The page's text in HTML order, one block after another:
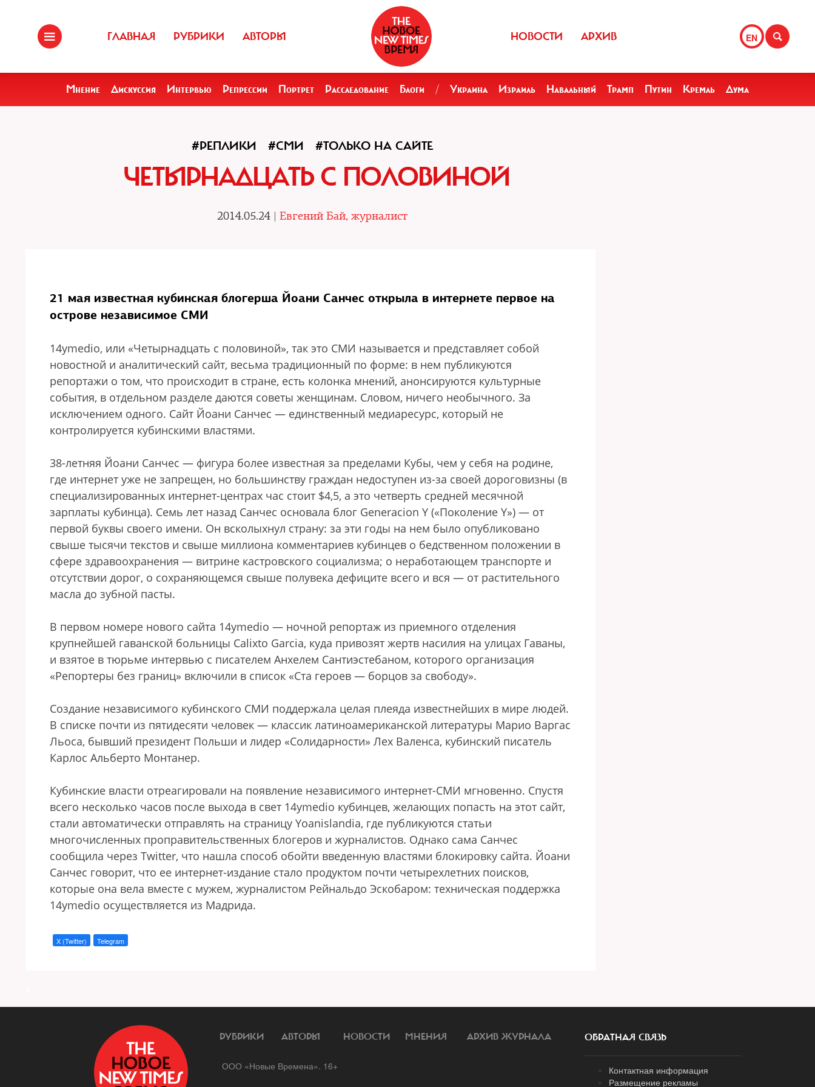
ГЛАВНАЯ РУБРИКИ АВТОРЫ EN
НОВОСТИ АРХИВ
Мнение Дискуссия Интервью Репрессии Портрет Расследование Блоги / Украина Израиль Навальный Трамп Путин Кремль Дума
#РЕПЛИКИ #СМИ #ТОЛЬКО НА САЙТЕ
ЧЕТЫРНАДЦАТЬ С ПОЛОВИНОЙ
2014.05.24 | Евгений Бай, журналист
21 мая известная кубинская блогерша Йоани Санчес открыла в интернете первое на
острове независимое СМИ
14ymedio, или «Четырнадцать с половиной», так это СМИ называется и представляет собой
новостной и аналитический сайт, весьма традиционный по форме: в нем публикуются
репортажи о том, что происходит в стране, есть колонка мнений, анонсируются культурные
события, в отдельном разделе даются советы женщинам. Словом, ничего необычного. За
исключением одного. Сайт Йоани Санчес — единственный медиаресурс, который не
контролируется кубинскими властями.
38-летняя Йоани Санчес — фигура более известная за пределами Кубы, чем у себя на родине,
где интернет уже не запрещен, но большинству граждан недоступен из-за своей дороговизны (в
специализированных интернет-центрах час стоит $4,5, а это четверть средней месячной
зарплаты кубинца). Семь лет назад Санчес основала блог Generacion Y («Поколение Y») — от
первой буквы своего имени. Он всколыхнул страну: за эти годы на нем было опубликовано
свыше тысячи текстов и свыше миллиона комментариев кубинцев о бедственном положении в
сфере здравоохранения — витрине кастровского социализма; о неработающем транспорте и
отсутствии дорог, о сохраняющемся свыше полувека дефиците всего и вся — от растительного
масла до зубной пасты.
В первом номере нового сайта 14ymedio — ночной репортаж из приемного отделения
крупнейшей гаванской больницы Calixto Garcia, куда привозят жертв насилия на улицах Гаваны,
и взятое в тюрьме интервью с писателем Анхелем Сантиэстебаном, которого организация
«Репортеры без границ» включили в список «Ста героев — борцов за свободу».
Создание независимого кубинского СМИ поддержала целая плеяда известнейших в мире людей.
В списке почти из пятидесяти человек — классик латиноамериканской литературы Марио Варгас
Льоса, бывший президент Польши и лидер «Солидарности» Лех Валенса, кубинский писатель
Карлос Альберто Монтанер.
Кубинские власти отреагировали на появление независимого интернет-СМИ мгновенно. Спустя
всего несколько часов после выхода в свет 14ymedio кубинцев, желающих попасть на этот сайт,
стали автоматически отправлять на страницу Yoanislandia, где публикуются статьи
многочисленных проправительственных блогеров и журналистов. Однако сама Санчес
сообщила через Twitter, что нашла способ обойти введенную властями блокировку сайта. Йоани
Санчес говорит, что ее интернет-издание стало продуктом почти четырехлетних поисков,
которые она вела вместе с мужем, журналистом Рейнальдо Эскобаром: техническая поддержка
14ymedio осуществляется из Мадрида.
X (Twitter) Telegram
РУБРИКИ АВТОРЫ НОВОСТИ МНЕНИЯ АРХИВ ЖУРНАЛА
ООО «Новые Времена». 16+
ОБРАТНАЯ СВЯЗЬ
Контактная информация
Размещение рекламы